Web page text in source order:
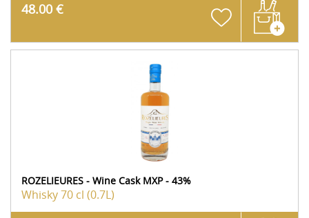
48.00 €
ROZELIEURES - Wine Cask MXP - 43%
Whisky70 cl (0.7L)